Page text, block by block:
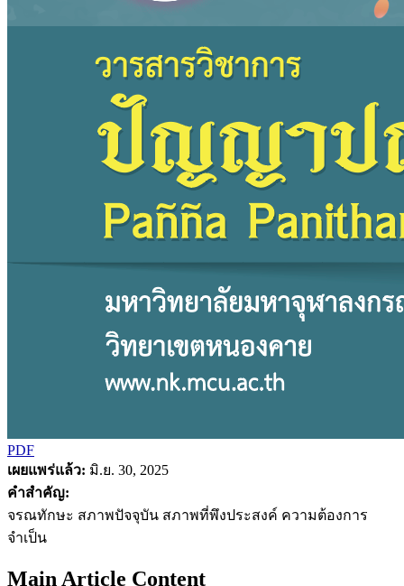
PDF
เผยแพร่แล้ว: มิ.ย. 30, 2025
คำสำคัญ:
จรณทักษะ สภาพปัจจุบัน สภาพที่พึงประสงค์ ความต้องการ
จำเป็น
Main Article Content